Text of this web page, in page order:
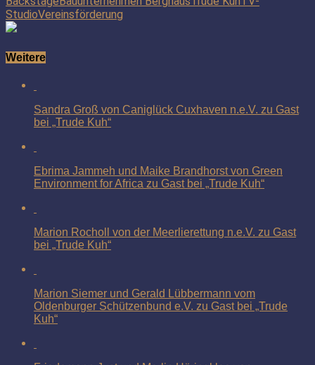
StudioVereinsförderung
Weitere
Sandra Groß von Caniglück Cuxhaven n.e.V. zu Gast
bei „Trude Kuh“
Ebrima Jammeh und Maike Brandhorst von Green
Environment for Africa zu Gast bei „Trude Kuh“
Marion Rocholl von der Meerlierettung n.e.V. zu Gast
bei „Trude Kuh“
Marion Siemer und Gerald Lübbermann vom
Oldenburger Schützenbund e.V. zu Gast bei „Trude
Kuh“